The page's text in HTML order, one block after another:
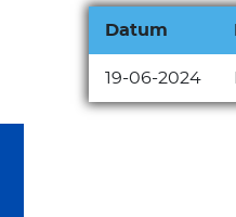
Datum
19-06-2024